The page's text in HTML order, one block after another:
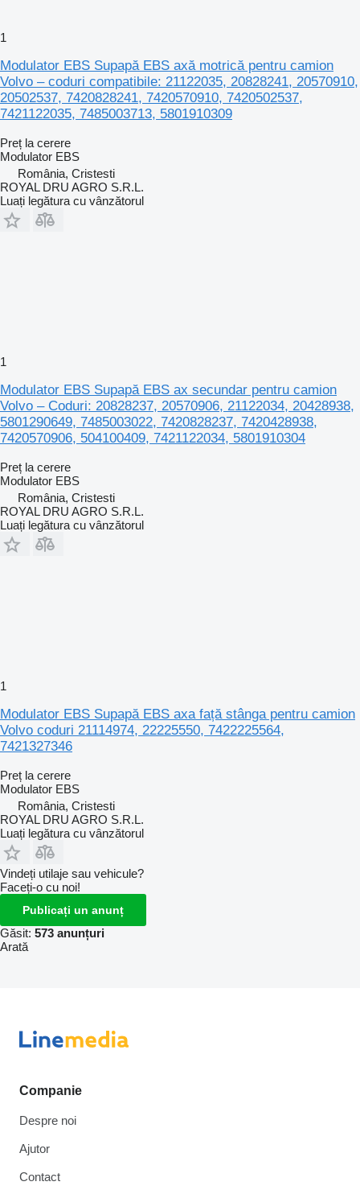
1
Modulator EBS Supapă EBS axă motrică pentru camion
Volvo – coduri compatibile: 21122035, 20828241, 20570910,
20502537, 7420828241, 7420570910, 7420502537,
7421122035, 7485003713, 5801910309
Preț la cerere
Modulator EBS
România, Cristesti
ROYAL DRU AGRO S.R.L.
Luați legătura cu vânzătorul
1
Modulator EBS Supapă EBS ax secundar pentru camion
Volvo – Coduri: 20828237, 20570906, 21122034, 20428938,
5801290649, 7485003022, 7420828237, 7420428938,
7420570906, 504100409, 7421122034, 5801910304
Preț la cerere
Modulator EBS
România, Cristesti
ROYAL DRU AGRO S.R.L.
Luați legătura cu vânzătorul
1
Modulator EBS Supapă EBS axa față stânga pentru camion
Volvo coduri 21114974, 22225550, 7422225564,
7421327346
Preț la cerere
Modulator EBS
România, Cristesti
ROYAL DRU AGRO S.R.L.
Luați legătura cu vânzătorul
Vindeți utilaje sau vehicule?
Faceți-o cu noi!
Publicați un anunț
Găsit: 573 anunțuri
Arată
Companie
Despre noi
Ajutor
Contact